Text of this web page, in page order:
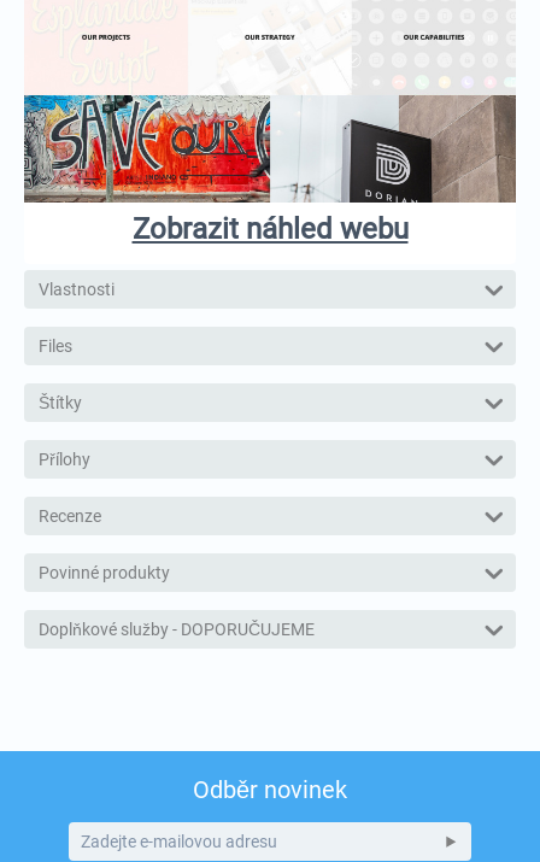
Zobrazit náhled webu
Vlastnosti
Files
Štítky
Přílohy
Recenze
Povinné produkty
Doplňkové služby - DOPORUČUJEME
Odběr novinek